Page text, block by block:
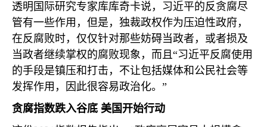
透明国际研究专家库库奇卡说，习近平的反贪腐尽
管有一些作用，但是，独裁政权作为压迫性政府，
在反腐败时，仅仅针对那些妨碍当政者，或者损及
当政者继续掌权的腐败现象，而且“习近平反腐使用
的手段是镇压和打击，不让包括媒体和公民社会等
发挥作用，因此很容易政治化。”
贪腐指数跌入谷底 美国开始行动